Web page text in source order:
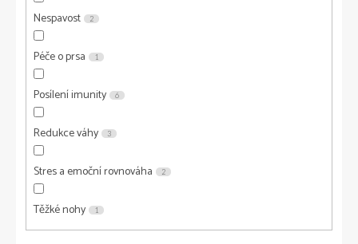
Nespavost 2
Péče o prsa 1
Posílení imunity 6
Redukce váhy 3
Stres a emoční rovnováha 2
Těžké nohy 1